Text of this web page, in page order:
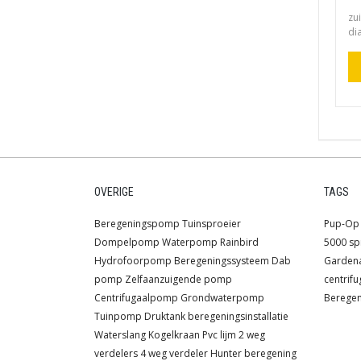
OVERIGE
Beregeningspomp Tuinsproeier
Dompelpomp Waterpomp Rainbird
Hydrofoorpomp Beregeningssysteem Dab
pomp Zelfaanzuigende pomp
Centrifugaalpomp Grondwaterpomp
Tuinpomp Druktank beregeningsinstallatie
Waterslang Kogelkraan Pvc lijm 2 weg
verdelers 4 weg verdeler Hunter beregening
TAGS
Pup-
5000